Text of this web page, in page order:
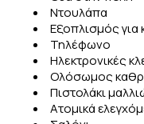
Ντουλάπα
Εξοπλισμός για
Τηλέφωνο
Ηλεκτρονικές
Ολόσωμος
Πιστολάκι
Ατομικά